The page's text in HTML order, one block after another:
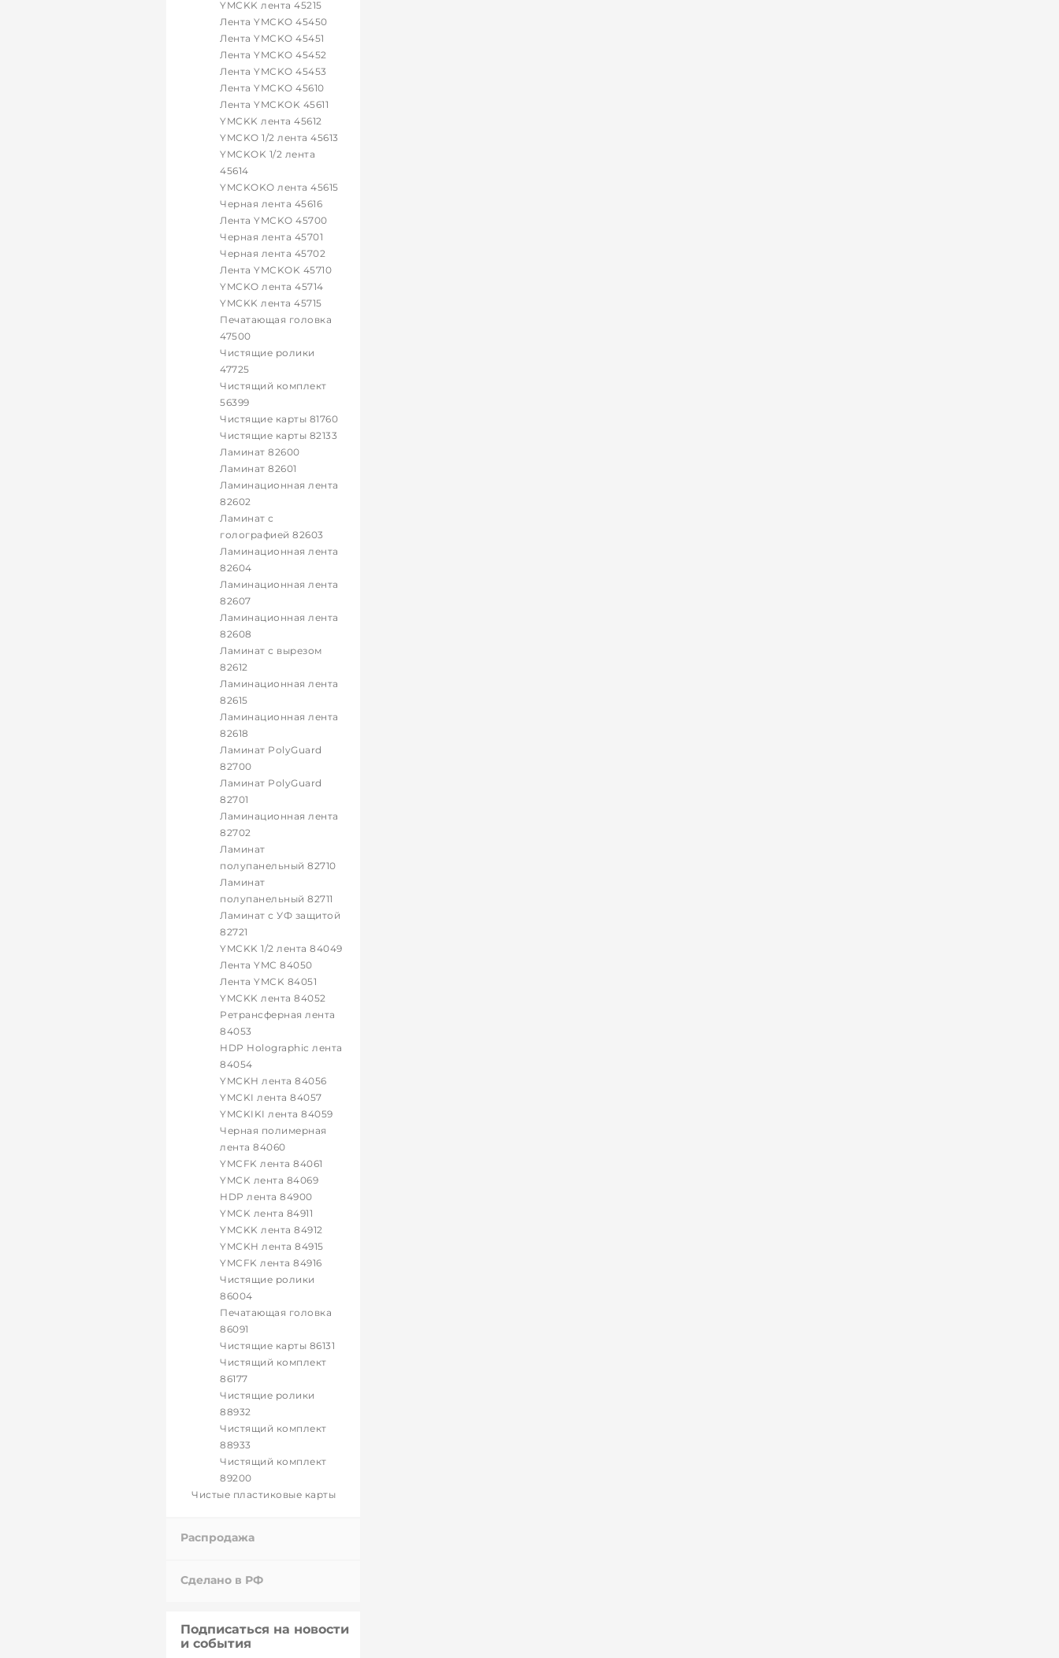
YMCKK лента 45215
Лента YMCKO 45450
Лента YMCKO 45451
Лента YMCKO 45452
Лента YMCKO 45453
Лента YMCKO 45610
Лента YMCKOK 45611
YMCKK лента 45612
YMCKO 1/2 лента 45613
YMCKOK 1/2 лента
45614
YMCKOKO лента 45615
Черная лента 45616
Лента YMCKO 45700
Черная лента 45701
Черная лента 45702
Лента YMCKOK 45710
YMCKO лента 45714
YMCKK лента 45715
Печатающая головка
47500
Чистящие ролики
47725
Чистящий комплект
56399
Чистящие карты 81760
Чистящие карты 82133
Ламинат 82600
Ламинат 82601
Ламинационная лента
82602
Ламинат с
голографией 82603
Ламинационная лента
82604
Ламинационная лента
82607
Ламинационная лента
82608
Ламинат с вырезом
82612
Ламинационная лента
82615
Ламинационная лента
82618
Ламинат PolyGuard
82700
Ламинат PolyGuard
82701
Ламинационная лента
82702
Ламинат
полупанельный 82710
Ламинат
полупанельный 82711
Ламинат с УФ защитой
82721
YMCKK 1/2 лента 84049
Лента YMC 84050
Лента YMCK 84051
YMCKK лента 84052
Ретрансферная лента
84053
HDP Holographic лента
84054
YMCKH лента 84056
YMCKI лента 84057
YMCKIKI лента 84059
Черная полимерная
лента 84060
YMCFK лента 84061
YMCK лента 84069
HDP лента 84900
YMCK лента 84911
YMCKK лента 84912
YMCKH лента 84915
YMCFK лента 84916
Чистящие ролики
86004
Печатающая головка
86091
Чистящие карты 86131
Чистящий комплект
86177
Чистящие ролики
88932
Чистящий комплект
88933
Чистящий комплект
89200
Чистые пластиковые карты
Распродажа
Сделано в РФ
Подписаться на новости
и события